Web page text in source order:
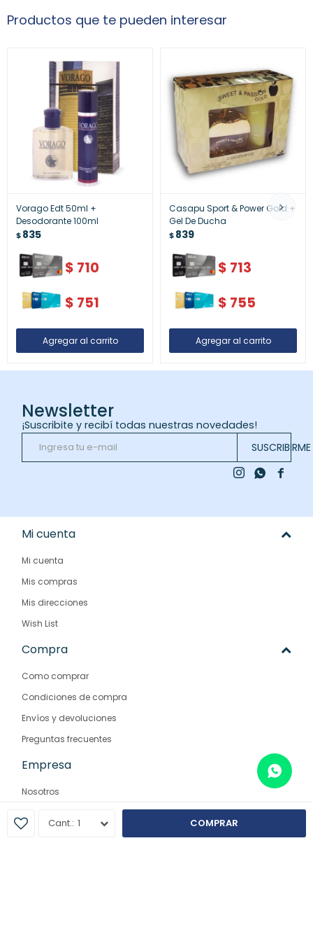
1 COMPRAR
Productos que te pueden interesar
Vorago Edt 50ml +
Desodorante 100ml
$835
$ 710
$ 751
Casapu Sport & Power Gold +
Gel De Ducha
$839
$ 713
$ 755
Newsletter
¡Suscribite y recibí todas nuestras novedades!
SUSCRIBIRME

 
Mi cuenta
Mi cuenta
Mis compras
Mis direcciones
Wish List
Compra
Como comprar
Condiciones de compra
Envíos y devoluciones
Preguntas frecuentes
Empresa
Nosotros